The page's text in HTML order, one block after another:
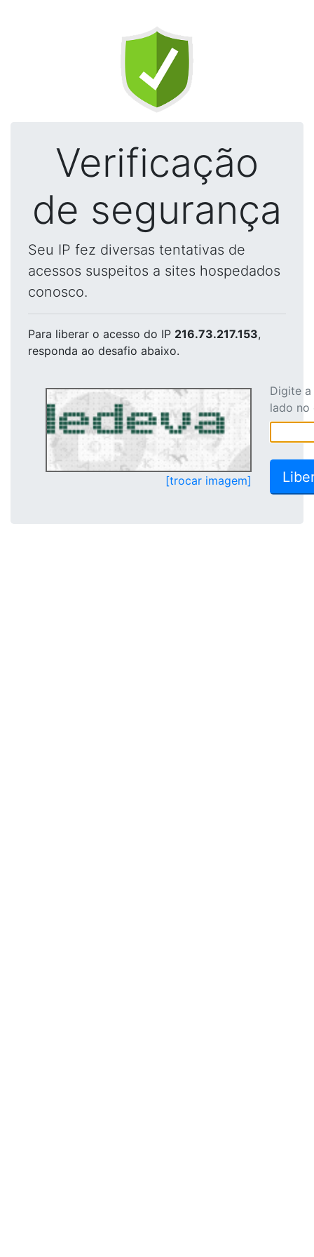
Verificação
de segurança
Seu IP fez diversas tentativas de
acessos suspeitos a sites hospedados
conosco.
Para liberar o acesso do IP 216.73.217.153,
responda ao desafio abaixo.
[trocar imagem]
Digite
lado no